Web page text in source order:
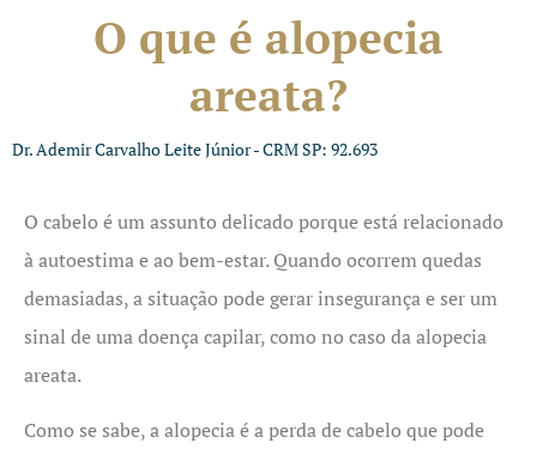
O que é alopecia
areata?
Dr. Ademir Carvalho Leite Júnior - CRM SP: 92.693
O cabelo é um assunto delicado porque está relacionado
à autoestima e ao bem-estar. Quando ocorrem quedas
demasiadas, a situação pode gerar insegurança e ser um
sinal de uma doença capilar, como no caso da alopecia
areata.
Como se sabe, a alopecia é a perda de cabelo que pode